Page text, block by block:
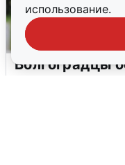
использование.
Волгоградцы